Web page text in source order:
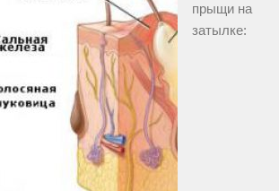
прыщи на
затылке: